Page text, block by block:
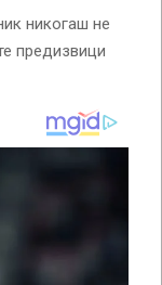
никогаш не
предизвици